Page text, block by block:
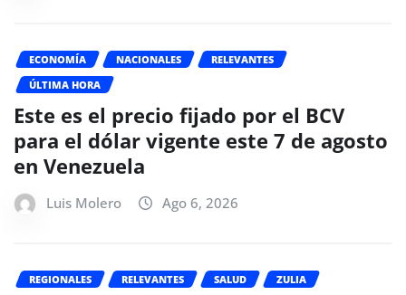
ECONOMÍA NACIONALES
RELEVANTES
ÚLTIMA HORA
Este es el precio fijado por el BCV
para el dólar vigente este 7 de agosto
en Venezuela
Luis Molero Ago 6, 2026
REGIONALES RELEVANTES SALUD ZULIA